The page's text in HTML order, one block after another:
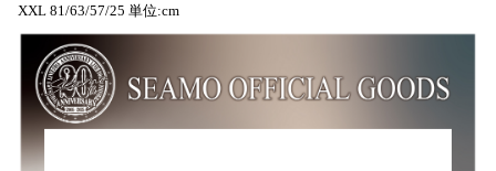
XXL 81/63/57/25 単位:cm